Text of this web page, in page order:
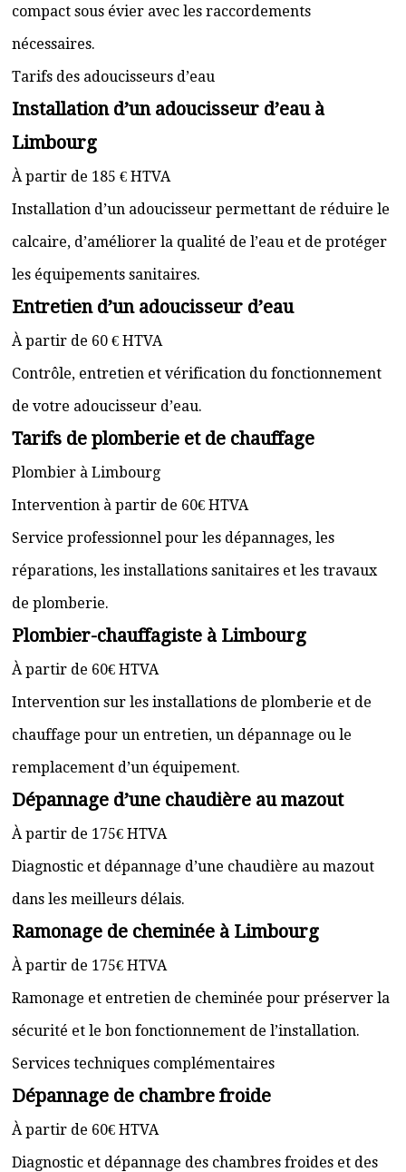
compact sous évier avec les raccordements
nécessaires.
Tarifs des adoucisseurs d’eau
Installation d’un adoucisseur d’eau à
Limbourg
À partir de 185 € HTVA
Installation d’un adoucisseur permettant de réduire le
calcaire, d’améliorer la qualité de l’eau et de protéger
les équipements sanitaires.
Entretien d’un adoucisseur d’eau
À partir de 60 € HTVA
Contrôle, entretien et vérification du fonctionnement
de votre adoucisseur d’eau.
Tarifs de plomberie et de chauffage
Plombier à Limbourg
Intervention à partir de 60€ HTVA
Service professionnel pour les dépannages, les
réparations, les installations sanitaires et les travaux
de plomberie.
Plombier-chauffagiste à Limbourg
À partir de 60€ HTVA
Intervention sur les installations de plomberie et de
chauffage pour un entretien, un dépannage ou le
remplacement d’un équipement.
Dépannage d’une chaudière au mazout
À partir de 175€ HTVA
Diagnostic et dépannage d’une chaudière au mazout
dans les meilleurs délais.
Ramonage de cheminée à Limbourg
À partir de 175€ HTVA
Ramonage et entretien de cheminée pour préserver la
sécurité et le bon fonctionnement de l’installation.
Services techniques complémentaires
Dépannage de chambre froide
À partir de 60€ HTVA
Diagnostic et dépannage des chambres froides et des